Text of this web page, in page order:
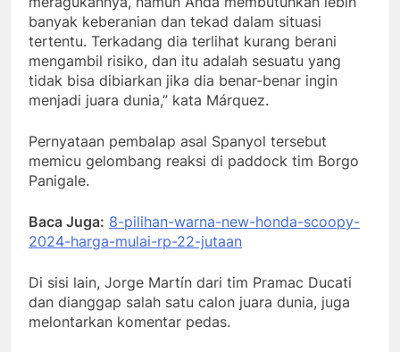
banyak keberanian dan tekad dalam situasi
tertentu. Terkadang dia terlihat kurang berani
mengambil risiko, dan itu adalah sesuatu yang
tidak bisa dibiarkan jika dia benar-benar ingin
menjadi juara dunia,” kata Márquez.
Pernyataan pembalap asal Spanyol tersebut
memicu gelombang reaksi di paddock tim Borgo
Panigale.
Baca Juga: 8-pilihan-warna-new-honda-scoopy-
2024-harga-mulai-rp-22-jutaan
Di sisi lain, Jorge Martín dari tim Pramac Ducati
dan dianggap salah satu calon juara dunia, juga
melontarkan komentar pedas.